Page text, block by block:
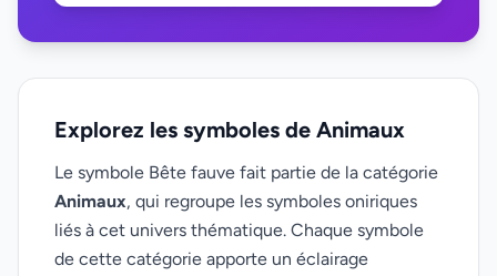
Explorez les symboles de Animaux
Le symbole Bête fauve fait partie de la catégorie
Animaux, qui regroupe les symboles oniriques
liés à cet univers thématique. Chaque symbole
de cette catégorie apporte un éclairage